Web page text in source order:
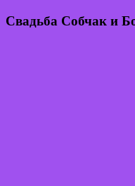
Свадьба Собчак и